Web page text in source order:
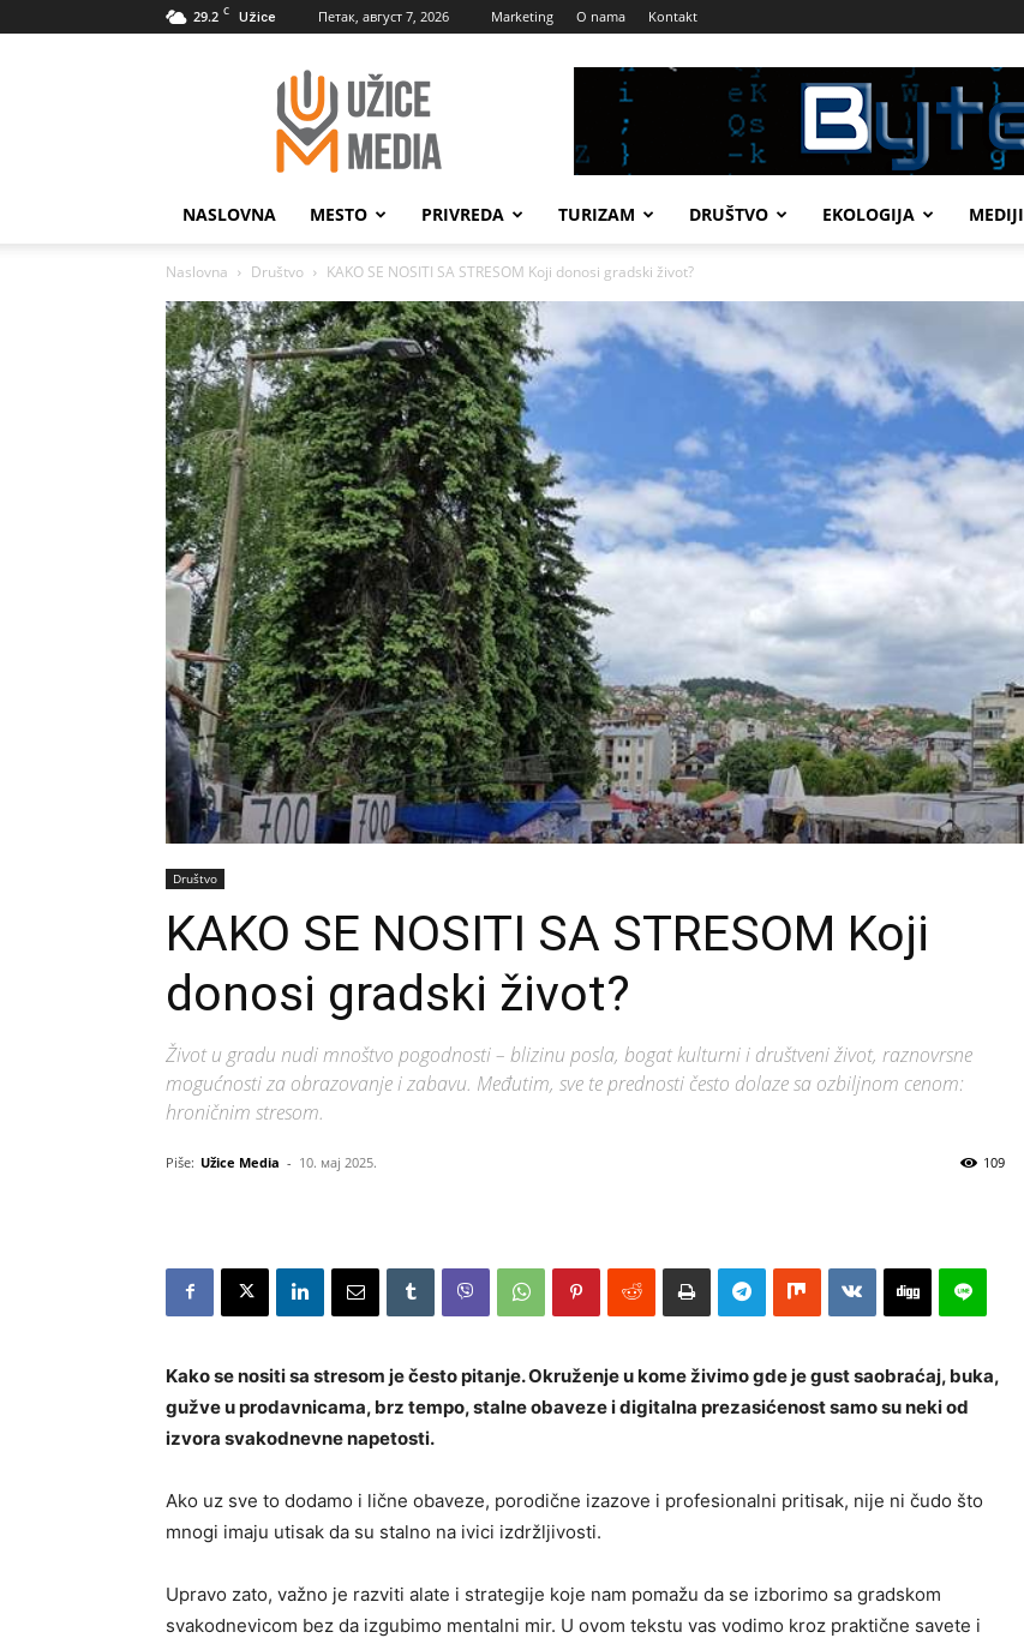
29.2 C Užice Петак, август 7, 2026 Marketing O nama Kontakt
UžiceMedia
NASLOVNA MESTO PRIVREDA TURIZAM DRUŠTVO EKOLOGIJA MEDIJI
Naslovna Društvo KAKO SE NOSITI SA STRESOM Koji donosi gradski život?
Društvo
KAKO SE NOSITI SA STRESOM Koji
donosi gradski život?
Život u gradu nudi mnoštvo pogodnosti – blizinu posla, bogat kulturni i društveni život, raznovrsne
mogućnosti za obrazovanje i zabavu. Međutim, sve te prednosti često dolaze sa ozbiljnom cenom:
hroničnim stresom.
Piše: Užice Media - 10. мај 2025. 109
Kako se nositi sa stresom je često pitanje. Okruženje u kome živimo gde je gust saobraćaj, buka,
gužve u prodavnicama, brz tempo, stalne obaveze i digitalna prezasićenost samo su neki od
izvora svakodnevne napetosti.
Ako uz sve to dodamo i lične obaveze, porodične izazove i profesionalni pritisak, nije ni čudo što
mnogi imaju utisak da su stalno na ivici izdržljivosti.
Upravo zato, važno je razviti alate i strategije koje nam pomažu da se izborimo sa gradskom
svakodnevicom bez da izgubimo mentalni mir. U ovom tekstu vas vodimo kroz praktične savete i